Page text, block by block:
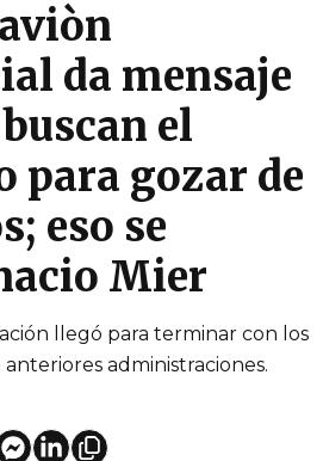
da mensaje
el
para gozar de
eso se
Mier
llegó para terminar con los
administraciones.